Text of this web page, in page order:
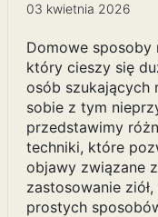
03 kwietnia 2026
Domowe sposoby
który cieszy się
osób szukających
sobie z tym
przedstawimy
techniki, które
objawy związane
zastosowanie
prostych